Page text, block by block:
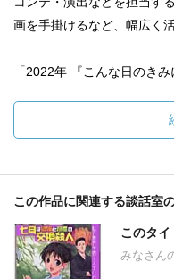
画を手掛けるなど、幅広く活
「2022年 『こんな日のきみ
この作品に関連する談話室
このタイ
みなさん